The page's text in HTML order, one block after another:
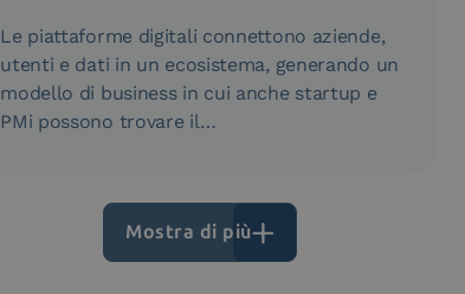
Le piattaforme digitali connettono aziende,
utenti e dati in un ecosistema, generando un
modello di business in cui anche startup e
PMi possono trovare il…
Mostra di più